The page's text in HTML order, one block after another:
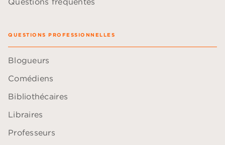
QUESTIONS PROFESSIONNELLES
Blogueurs
Comédiens
Bibliothécaires
Libraires
Professeurs